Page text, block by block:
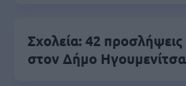
Σχολεία: 42
στον Δήμο